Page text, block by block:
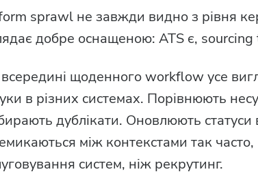
sprawl не завжди видно з рівня
добре оснащеною: ATS є,
щоденного workflow усе
в різних системах. Порівнюють
дублікати. Оновлюють
між контекстами так
систем, ніж рекрутинг.